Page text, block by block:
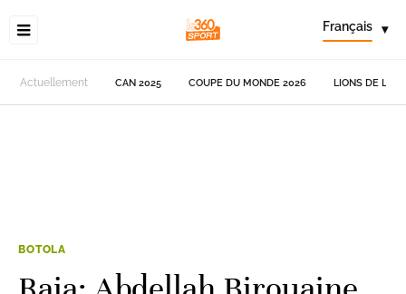
Français ▾
Actuellement CAN 2025 COUPE DU MONDE 2026 LIONS DE
BOTOLA